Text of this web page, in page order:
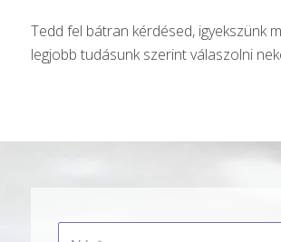
Tedd fel bátran kérdésed, igyekszünk
legjobb tudásunk szerint válaszolni